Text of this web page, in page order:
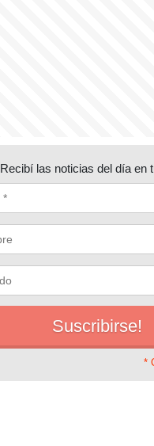
Recibí las noticias del día en
*